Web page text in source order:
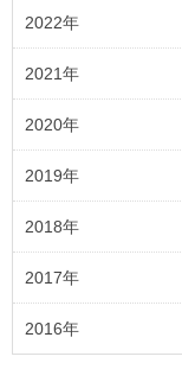
2022年
2021年
2020年
2019年
2018年
2017年
2016年